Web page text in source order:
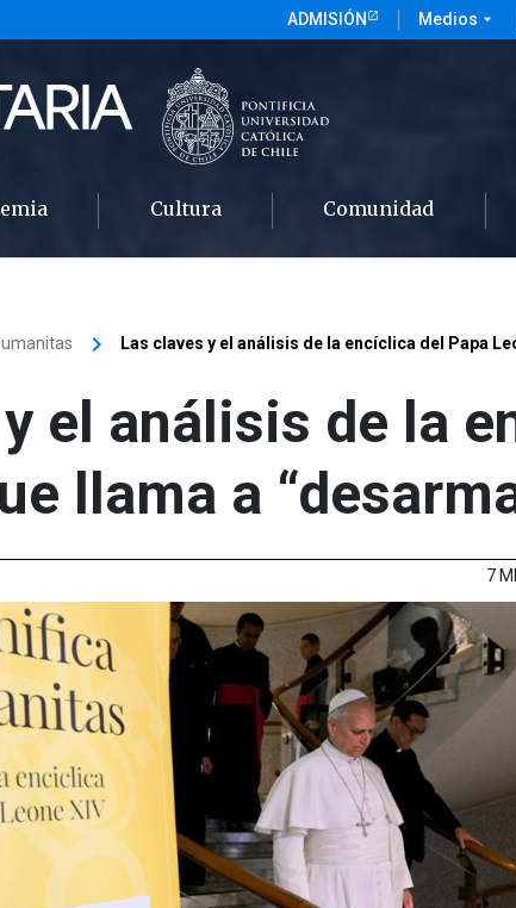
ADMISIÓN Medios arrow_drop_down
Cultura Comunidad
keyboard_arrow_right Las claves y el análisis de la encíclica del Papa
el análisis de la
llama a
7